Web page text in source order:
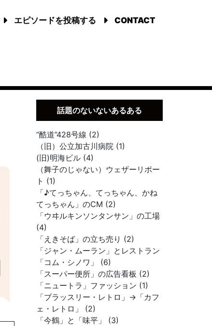
エピソードを投稿する CONTACT
話題のないないあるある
“酷道”428号線 (2)
（旧）公立加古川病院 (1)
(旧)明海ビル (4)
（舞子のじゃない）ウェザーリポー
ト (1)
「♪てっちゃん、てっちゃん、かね
てっちゃん」のCM (2)
「ウヰルキンソンタンサン」の工場
(4)
「えきそば」の立ち売り (2)
「ジャン・ムーラン」とレストラン
「コム・シノワ」 (6)
「スーパー便所」の広告看板 (2)
「ニュートラ」ファッション (1)
「ブラッスリー・レトロ」→「カフ
ェ・レトロ」 (2)
「今鶴」と「味平」 (3)